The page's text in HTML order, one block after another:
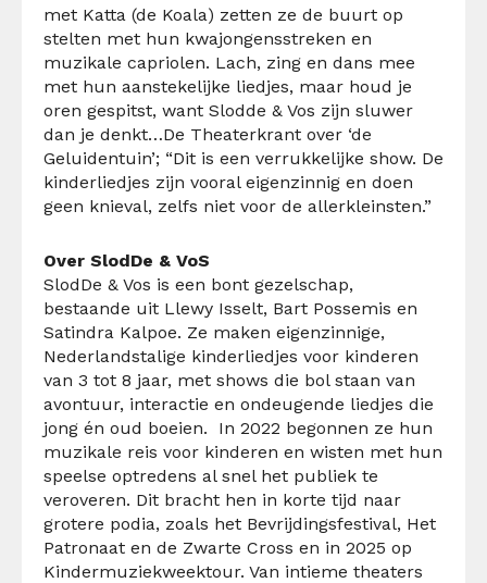
met Katta (de Koala) zetten ze de buurt op
stelten met hun kwajongensstreken en
muzikale capriolen. Lach, zing en dans mee
met hun aanstekelijke liedjes, maar houd je
oren gespitst, want Slodde & Vos zijn sluwer
dan je denkt…De Theaterkrant over ‘de
Geluidentuin’; “Dit is een verrukkelijke show. De
kinderliedjes zijn vooral eigenzinnig en doen
geen knieval, zelfs niet voor de allerkleinsten.”
Over SlodDe & VoS
SlodDe & Vos is een bont gezelschap,
bestaande uit Llewy Isselt, Bart Possemis en
Satindra Kalpoe. Ze maken eigenzinnige,
Nederlandstalige kinderliedjes voor kinderen
van 3 tot 8 jaar, met shows die bol staan van
avontuur, interactie en ondeugende liedjes die
jong én oud boeien. In 2022 begonnen ze hun
muzikale reis voor kinderen en wisten met hun
speelse optredens al snel het publiek te
veroveren. Dit bracht hen in korte tijd naar
grotere podia, zoals het Bevrijdingsfestival, Het
Patronaat en de Zwarte Cross en in 2025 op
Kindermuziekweektour. Van intieme theaters